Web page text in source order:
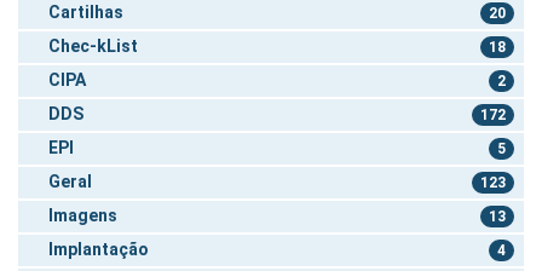
Cartilhas 20
Chec-kList 18
CIPA 2
DDS 172
EPI 5
Geral 123
Imagens 13
Implantação 4